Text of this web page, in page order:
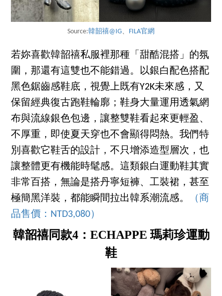
Source:韓韶禧@IG、 FILA官網
若妳喜歡韓韶禧私服裡那種「甜酷混搭」的氛
圍，那還有這雙也不能錯過。以銀白配色搭配
黑色鋸齒感鞋底，視覺上既有Y2K未來感，又
保留經典復古跑鞋輪廓；鞋身大量運用透氣網
布與流線銀色包邊，讓整雙鞋看起來更輕盈、
不厚重，即使夏天穿也不會顯得悶熱。我們特
別喜歡它鞋舌的設計，不只增添造型層次，也
讓整體更有機能時髦感。這類銀白運動鞋其實
非常百搭，無論是搭丹寧短褲、工裝裙，甚至
極簡黑洋裝，都能瞬間拉出韓系潮流感。
（商
品售價：NTD3,080）
韓韶禧同款4：ECHAPPE 瑪莉珍運動
鞋